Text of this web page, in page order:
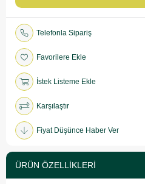
Telefonla Sipariş
Favorilere Ekle
İstek Listeme Ekle
Karşılaştır
Fiyat Düşünce Haber Ver
ÜRÜN ÖZELLIKLERI